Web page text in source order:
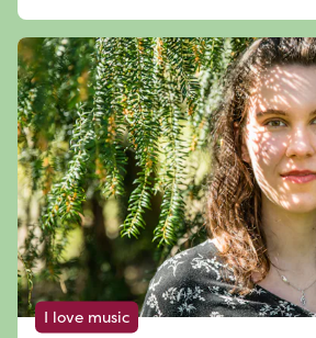
I love music